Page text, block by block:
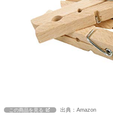
この商品を見る 出典：Amazon